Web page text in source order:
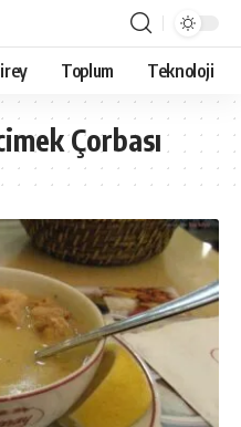
Toplum Teknoloji
Çorbası